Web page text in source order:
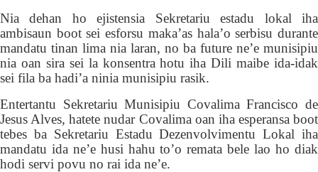
Nia dehan ho ejistensia Sekretariu estadu lokal iha
ambisaun boot sei esforsu maka’as hala’o serbisu durante
mandatu tinan lima nia laran, no ba future ne’e munisipiu
nia oan sira sei la konsentra hotu iha Dili maibe ida-idak
sei fila ba hadi’a ninia munisipiu rasik.
Entertantu Sekretariu Munisipiu Covalima Francisco de
Jesus Alves, hatete nudar Covalima oan iha esperansa boot
tebes ba Sekretariu Estadu Dezenvolvimentu Lokal iha
mandatu ida ne’e husi hahu to’o remata bele lao ho diak
hodi servi povu no rai ida ne’e.